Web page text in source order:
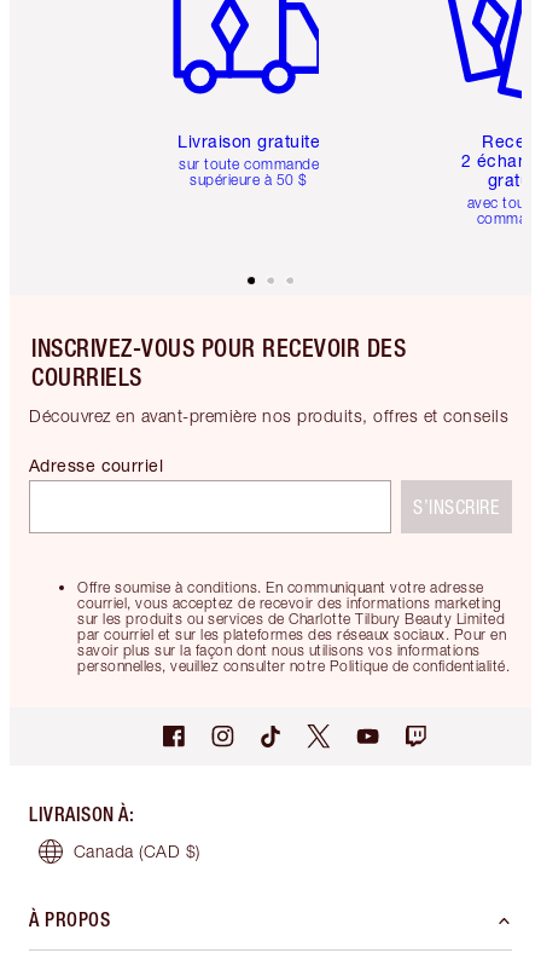
Livraison gratuite
sur toute commande
supérieure à 50 $
2
avec
INSCRIVEZ-VOUS POUR RECEVOIR DES
COURRIELS
Découvrez en avant-première nos produits, offres et conseils
Offre soumise à conditions. En communiquant votre adresse
courriel, vous acceptez de recevoir des informations marketing
sur les produits ou services de Charlotte Tilbury Beauty Limited
par courriel et sur les plateformes des réseaux sociaux. Pour en
savoir plus sur la façon dont nous utilisons vos informations
personnelles, veuillez consulter notre Politique de confidentialité.
Adresse courriel
S’INSCRIRE
LIVRAISON À:
Canada (CAD $)
À PROPOS